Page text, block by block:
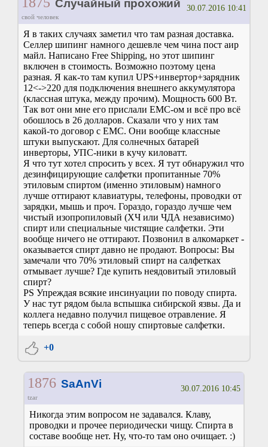
Случайный прохожий
свой человек
30.07.2016 10:41
Я в таких случаях заметил что там разная доставка.
Селлер шипинг намного дешевле чем чина пост аир
майл. Написано Free Shipping, но этот шипинг
включен в стоимость. Возможно поэтому цена
разная. Я как-то там купил UPS+инвертор+зарядник
12<->220 для подключения внешнего аккумулятора
(классная штука, между прочим). Мощность 600 Вт.
Так вот они мне его прислали ЕМС-ом и всё про всё
обошлось в 26 долларов. Сказали что у них там
какой-то договор с ЕМС. Они вообще классные
штуки выпускают. Для солнечных батарей
инверторы, УПС-ники в кучу киловатт.
Я что тут хотел спросить у всех. Я тут обнаружил что
дезинфицирующие салфетки пропитанные 70%
этиловым спиртом (именно этиловым) намного
лучше оттирают клавиатуры, телефоны, проводки от
зарядки, мышь и проч. Гораздо, гораздо лучше чем
чистый изопропиловый (ХЧ или ЧДА независимо)
спирт или специальные чистящие салфетки. Эти
вообще ничего не оттирают. Позвонил в алкомаркет -
оказывается спирт давно не продают. Вопросы: Вы
замечали что 70% этиловый спирт на салфетках
отмывает лучше? Где купить неядовитый этиловый
спирт?
PS Упреждая всякие инсинуации по поводу спирта.
У нас тут рядом была вспышка сибирской язвы. Да и
коллега недавно получил пищевое отравление. Я
теперь всегда с собой ношу спиртовые салфетки.
+0
1876 SaAnVi
tzar
30.07.2016 10:45
Никогда этим вопросом не задавался. Клаву,
проводки и прочее периодически чищу. Спирта в
составе вообще нет. Ну, что-то там оно очищает. :)